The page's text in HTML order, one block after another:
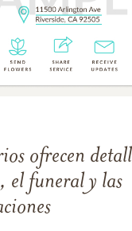
ofrecen
el funeral y las